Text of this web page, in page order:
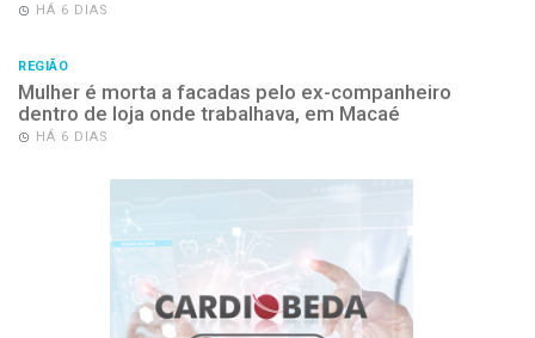
HÁ 6 DIAS
REGIÃO
Mulher é morta a facadas pelo ex-companheiro
dentro de loja onde trabalhava, em Macaé
HÁ 6 DIAS